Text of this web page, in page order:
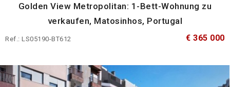
Golden View Metropolitan: 1-Bett-Wohnung zu
verkaufen, Matosinhos, Portugal
Ref.: LS05190-BT612 € 365 000